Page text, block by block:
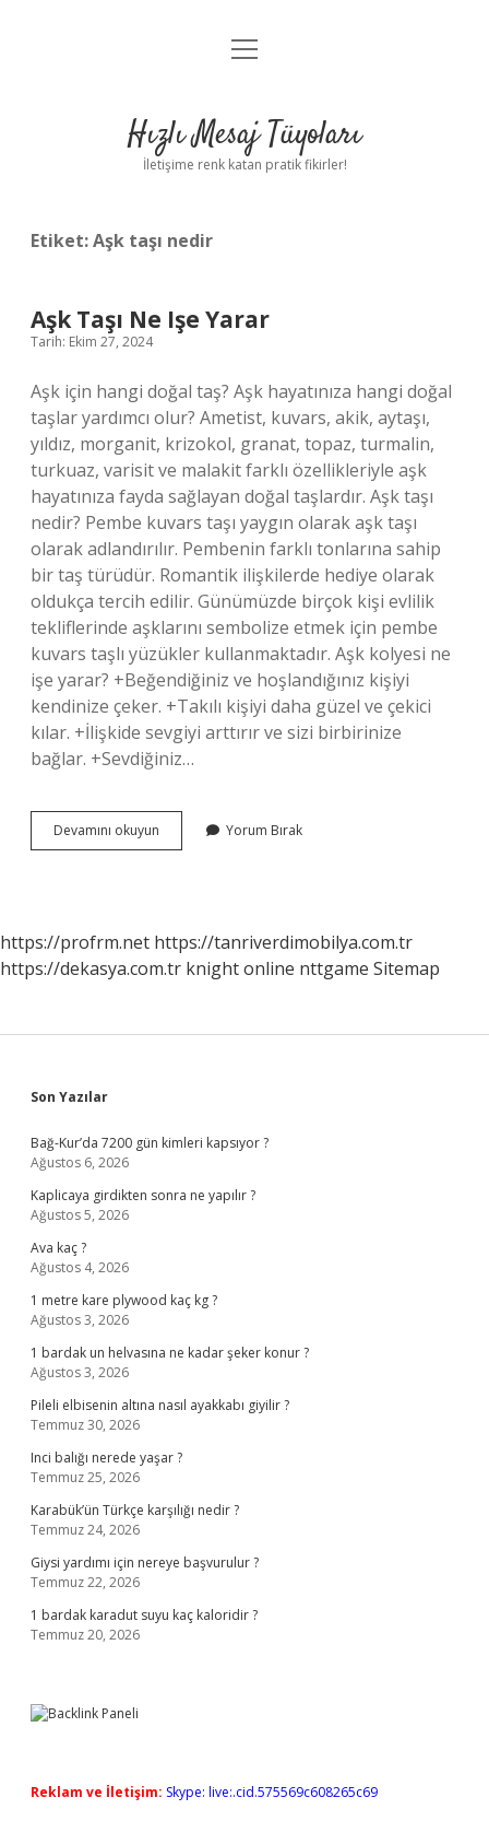
Anasayfa
Yasal Uyarı
menüyü
Hızlı Mesaj Tüyoları
İletişime renk katan pratik fikirler!
Etiket:Aşk taşı nedir
Aşk Taşı Ne Işe Yarar
Tarih: Ekim 27, 2024
Aşk için hangi doğal taş? Aşk hayatınıza hangi doğal
taşlar yardımcı olur? Ametist, kuvars, akik, aytaşı,
yıldız, morganit, krizokol, granat, topaz, turmalin,
turkuaz, varisit ve malakit farklı özellikleriyle aşk
hayatınıza fayda sağlayan doğal taşlardır. Aşk taşı
nedir? Pembe kuvars taşı yaygın olarak aşk taşı
olarak adlandırılır. Pembenin farklı tonlarına sahip
bir taş türüdür. Romantik ilişkilerde hediye olarak
oldukça tercih edilir. Günümüzde birçok kişi evlilik
tekliflerinde aşklarını sembolize etmek için pembe
kuvars taşlı yüzükler kullanmaktadır. Aşk kolyesi ne
işe yarar? +Beğendiğiniz ve hoşlandığınız kişiyi
kendinize çeker. +Takılı kişiyi daha güzel ve çekici
kılar. +İlişkide sevgiyi arttırır ve sizi birbirinize
bağlar. +Sevdiğiniz…
Devamını okuyun
Taşı
Yorum Bırak
https://profrm.net https://tanriverdimobilya.com.tr
https://dekasya.com.tr knight online nttgame Sitemap
Sidebar
Son Yazılar
Bağ-Kur’da 7200 gün kimleri kapsıyor ?
Ağustos 6, 2026
Kaplicaya girdikten sonra ne yapılır ?
Ağustos 5, 2026
Ava kaç ?
Ağustos 4, 2026
1 metre kare plywood kaç kg ?
Ağustos 3, 2026
1 bardak un helvasına ne kadar şeker konur ?
Ağustos 3, 2026
Pileli elbisenin altına nasıl ayakkabı giyilir ?
Temmuz 30, 2026
Inci balığı nerede yaşar ?
Temmuz 25, 2026
Karabük’ün Türkçe karşılığı nedir ?
Temmuz 24, 2026
Giysi yardımı için nereye başvurulur ?
Temmuz 22, 2026
1 bardak karadut suyu kaç kaloridir ?
Temmuz 20, 2026
Reklam ve İletişim: Skype: live:.cid.575569c608265c69